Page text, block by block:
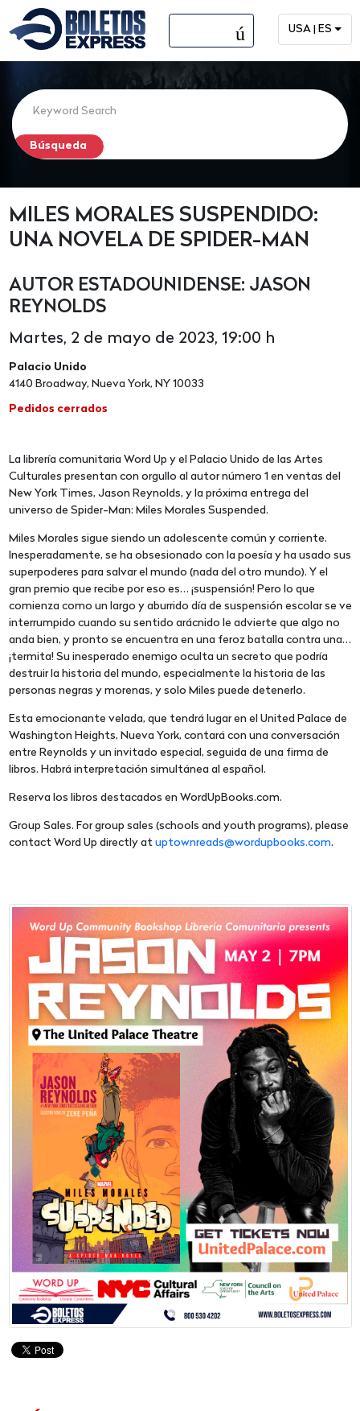
menú USA | ES
MILES MORALES SUSPENDIDO:
UNA NOVELA DE SPIDER-MAN
AUTOR ESTADOUNIDENSE: JASON
REYNOLDS
Martes, 2 de mayo de 2023, 19:00 h
Palacio Unido
4140 Broadway, Nueva York, NY 10033
Pedidos cerrados
La librería comunitaria Word Up y el Palacio Unido de las Artes
Culturales presentan con orgullo al autor número 1 en ventas del
New York Times, Jason Reynolds, y la próxima entrega del
universo de Spider-Man: Miles Morales Suspended.
Miles Morales sigue siendo un adolescente común y corriente.
Inesperadamente, se ha obsesionado con la poesía y ha usado sus
superpoderes para salvar el mundo (nada del otro mundo). Y el
gran premio que recibe por eso es… ¡suspensión! Pero lo que
comienza como un largo y aburrido día de suspensión escolar se ve
interrumpido cuando su sentido arácnido le advierte que algo no
anda bien, y pronto se encuentra en una feroz batalla contra una…
¡termita! Su inesperado enemigo oculta un secreto que podría
destruir la historia del mundo, especialmente la historia de las
personas negras y morenas, y solo Miles puede detenerlo.
Esta emocionante velada, que tendrá lugar en el United Palace de
Washington Heights, Nueva York, contará con una conversación
entre Reynolds y un invitado especial, seguida de una firma de
libros. Habrá interpretación simultánea al español.
Reserva los libros destacados en WordUpBooks.com.
Group Sales. For group sales (schools and youth programs), please
contact Word Up directly at uptownreads@wordupbooks.com.